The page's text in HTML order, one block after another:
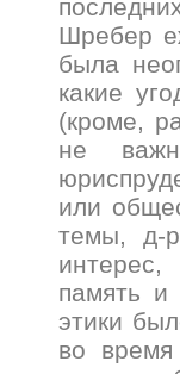
Шребер
была
какие
(кроме,
не
или
темы, д-
память и
этики
во